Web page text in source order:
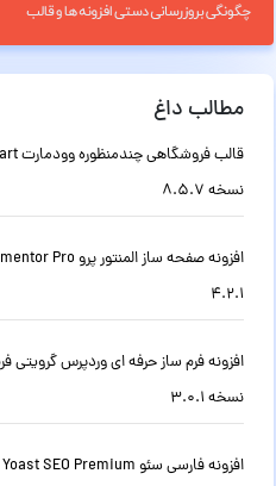
مطالب داغ
نسخه 8.5.7
4.2.1
نسخه 3.0.1